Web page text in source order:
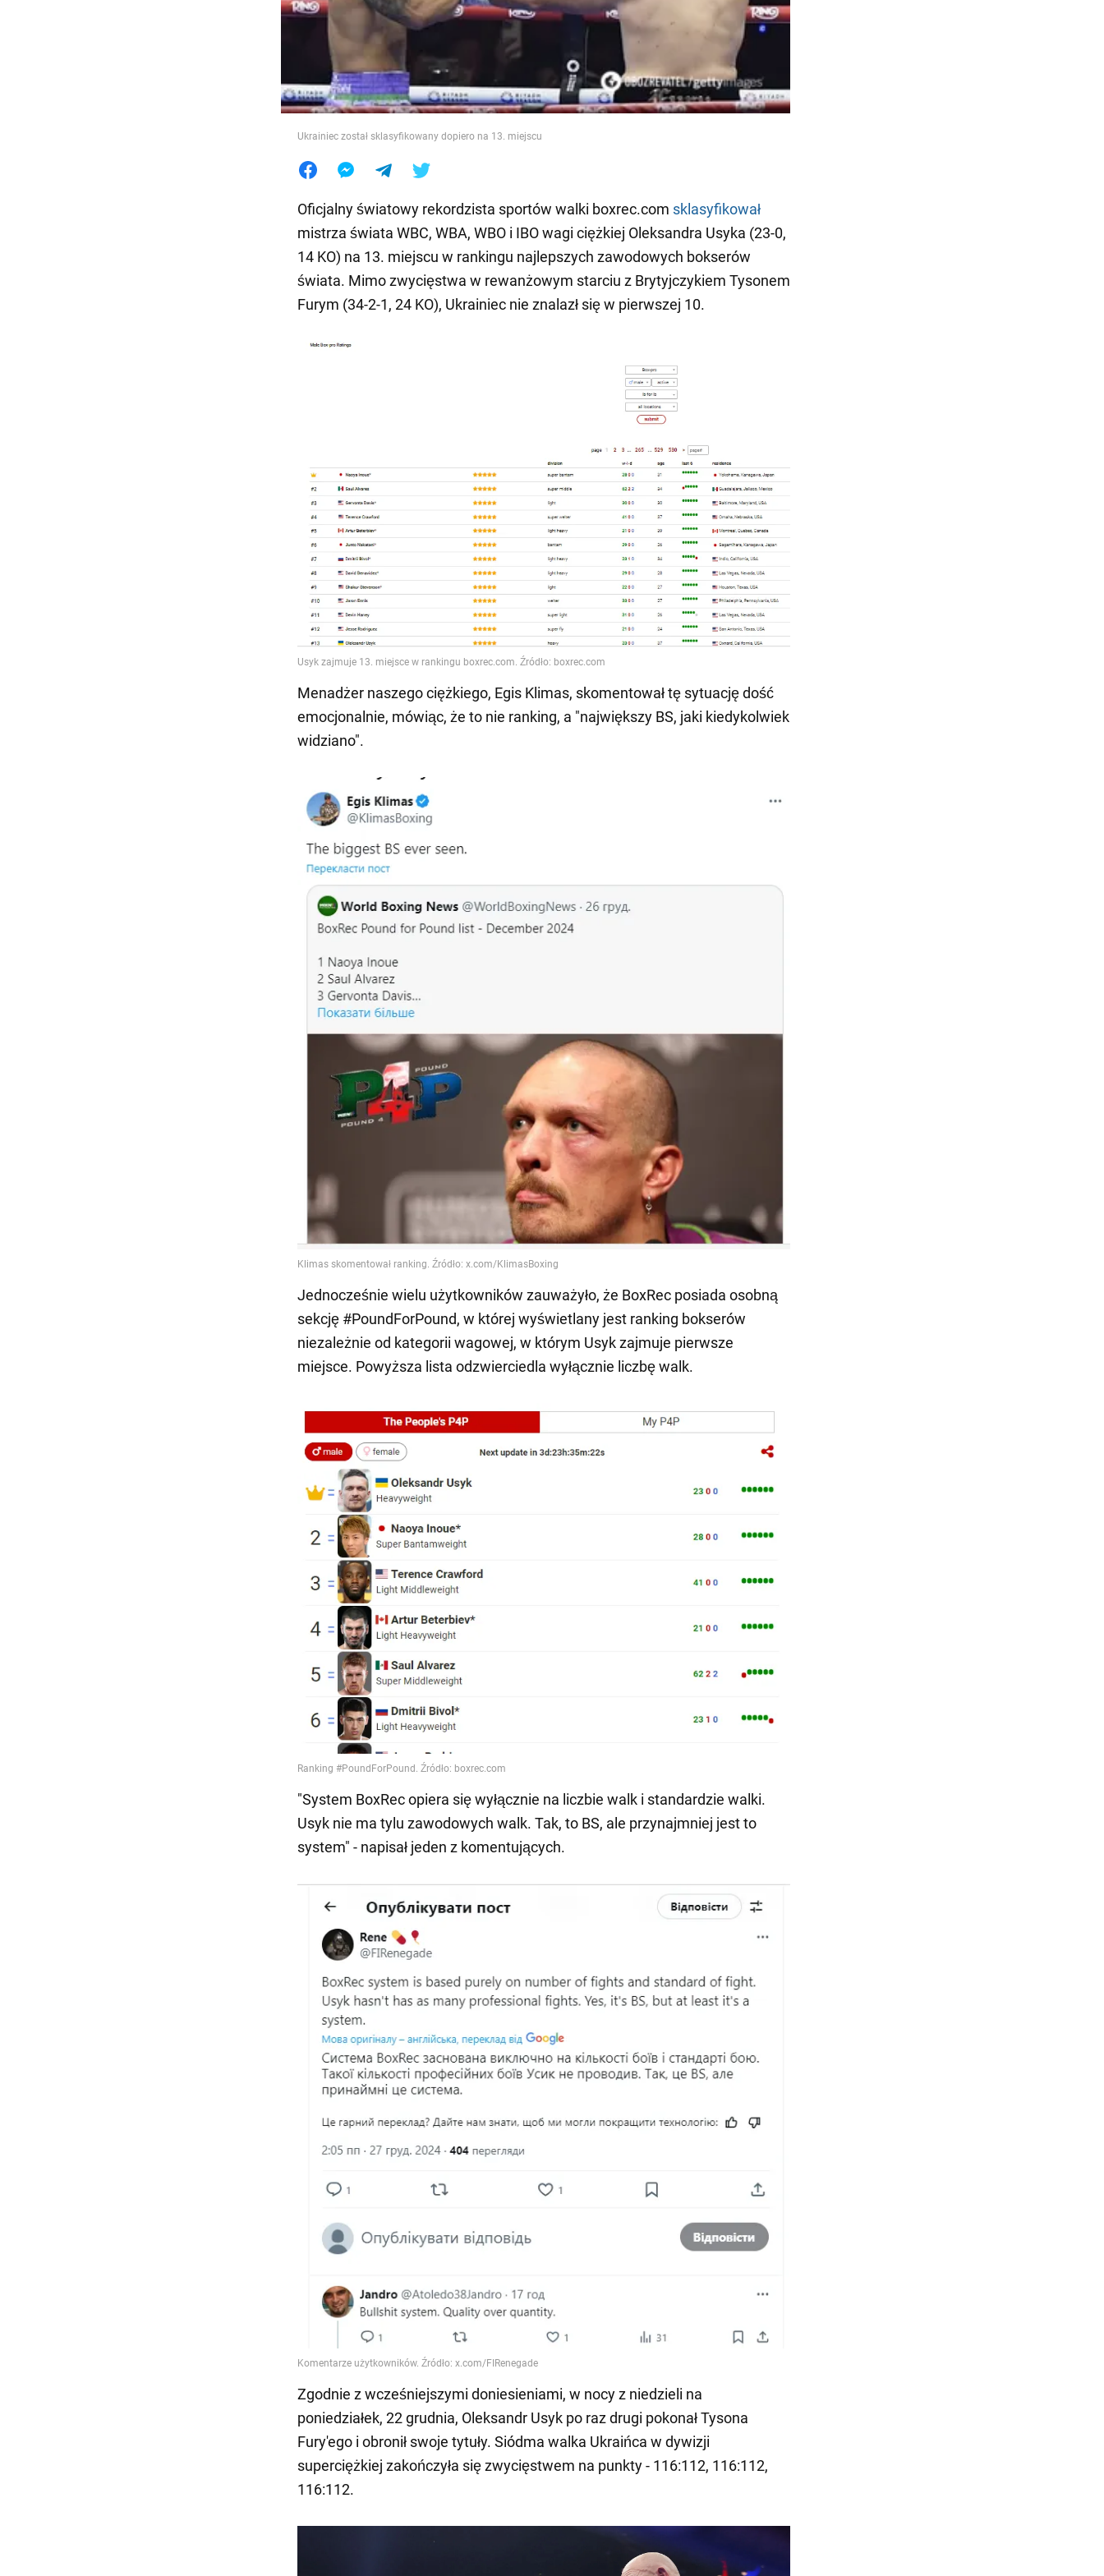
Jedzenie
Ukrainiec został sklasyfikowany dopiero na 13. miejscu
Oficjalny światowy rekordzista sportów walki boxrec.com sklasyfikował
mistrza świata WBC, WBA, WBO i IBO wagi ciężkiej Oleksandra Usyka (23-0,
14 KO) na 13. miejscu w rankingu najlepszych zawodowych bokserów
świata. Mimo zwycięstwa w rewanżowym starciu z Brytyjczykiem Tysonem
Furym (34-2-1, 24 KO), Ukrainiec nie znalazł się w pierwszej 10.
Menadżer naszego ciężkiego, Egis Klimas, skomentował tę sytuację dość
emocjonalnie, mówiąc, że to nie ranking, a "największy BS, jaki kiedykolwiek
widziano".
Jednocześnie wielu użytkowników zauważyło, że BoxRec posiada osobną
sekcję #PoundForPound, w której wyświetlany jest ranking bokserów
niezależnie od kategorii wagowej, w którym Usyk zajmuje pierwsze
miejsce. Powyższa lista odzwierciedla wyłącznie liczbę walk.
"System BoxRec opiera się wyłącznie na liczbie walk i standardzie walki.
Usyk nie ma tylu zawodowych walk. Tak, to BS, ale przynajmniej jest to
system" - napisał jeden z komentujących.
Zgodnie z wcześniejszymi doniesieniami, w nocy z niedzieli na
poniedziałek, 22 grudnia, Oleksandr Usyk po raz drugi pokonał Tysona
Fury'ego i obronił swoje tytuły. Siódma walka Ukraińca w dywizji
superciężkiej zakończyła się zwycięstwem na punkty - 116:112, 116:112,
116:112.